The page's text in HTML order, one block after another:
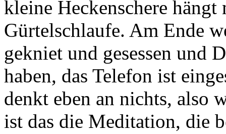
kleine Heckenschere
Gürtelschlaufe. Am Ende
gekniet und gesessen und
haben, das Telefon ist
denkt eben an nichts, also
ist das die Meditation, die